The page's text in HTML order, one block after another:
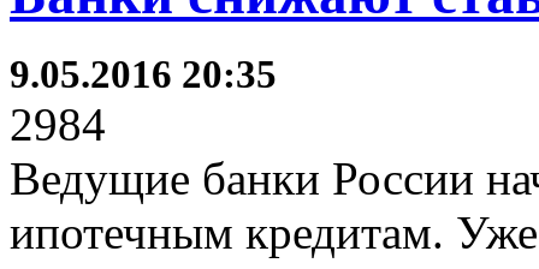
9.05.2016 20:35
2984
Ведущие банки России
ипотечным кредитам.